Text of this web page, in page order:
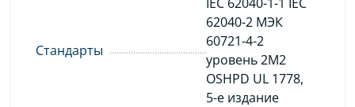
Стандарты
62040-2 МЭК
60721-4-2
уровень 2M2
OSHPD UL 1778,
5-е издание